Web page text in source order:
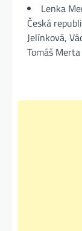
Lenka
Česká
Jelínková,
Tomáš Merta